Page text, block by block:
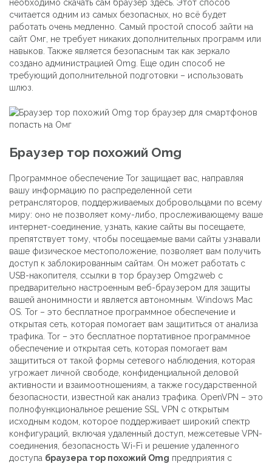
необходимо скачать сам браузер здесь. Этот способ
считается одним из самых безопасных, но всё будет
работать очень медленно. Самый простой способ зайти на
сайт Омг, не требует никаких дополнительных программ или
навыков. Также является безопасным так как зеркало
создано администрацией Omg. Еще один способ не
требующий дополнительной подготовки – использовать
шлюз.
Браузер тор похожий Omg
Программное обеспечение Tor защищает вас, направляя
вашу информацию по распределенной сети
ретрансляторов, поддерживаемых добровольцами по всему
миру: оно не позволяет кому-либо, прослеживающему ваше
интернет-соединение, узнать, какие сайты вы посещаете,
препятствует тому, чтобы посещаемые вами сайты узнавали
ваше физическое местоположение, позволяет вам получить
доступ к заблокированным сайтам. Он может работать с
USB-накопителя, ссылки в тор браузер Omg2web с
предварительно настроенным веб-браузером для защиты
вашей анонимности и является автономным. Windows Mac
OS. Tor – это бесплатное программное обеспечение и
открытая сеть, которая помогает вам защититься от анализа
трафика. Tor – это бесплатное портативное программное
обеспечение и открытая сеть, которая помогает вам
защититься от такой формы сетевого наблюдения, которая
угрожает личной свободе, конфиденциальной деловой
активности и взаимоотношениям, а также государственной
безопасности, известной как анализ трафика. OpenVPN – это
полнофункциональное решение SSL VPN с открытым
исходным кодом, которое поддерживает широкий спектр
конфигураций, включая удаленный доступ, межсетевые VPN-
соединения, безопасность Wi-Fi и решение удаленного
доступа браузера тор похожий Omg предприятия с